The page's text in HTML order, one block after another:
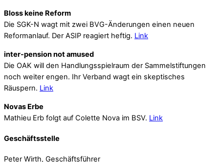
Bloss keine Reform
Die SGK-N wagt mit zwei BVG-Änderungen einen neuen
Reformanlauf. Der ASIP reagiert heftig. Link
inter-pension not amused
Die OAK will den Handlungsspielraum der Sammelstiftungen
noch weiter engen. Ihr Verband wagt ein skeptisches
Räuspern. Link
Novas Erbe
Mathieu Erb folgt auf Colette Nova im BSV. Link
Geschäftsstelle
Peter Wirth, Geschäftsführer